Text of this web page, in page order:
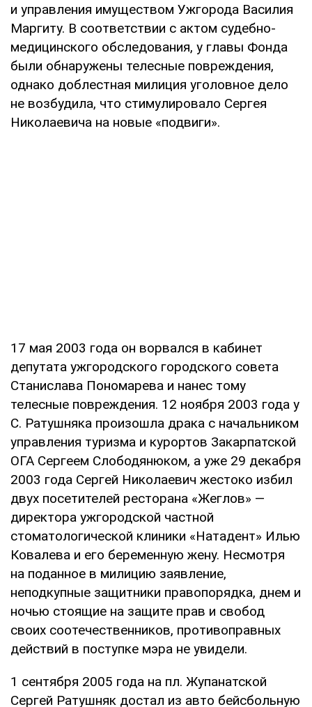
и управления имуществом Ужгорода Василия
Маргиту. В соответствии с актом судебно-
медицинского обследования, у главы Фонда
были обнаружены телесные повреждения,
однако доблестная милиция уголовное дело
не возбудила, что стимулировало Сергея
Николаевича на новые «подвиги».
17 мая 2003 года он ворвался в кабинет
депутата ужгородского городского совета
Станислава Пономарева и нанес тому
телесные повреждения. 12 ноября 2003 года у
С. Ратушняка произошла драка с начальником
управления туризма и курортов Закарпатской
ОГА Сергеем Слободянюком, а уже 29 декабря
2003 года Сергей Николаевич жестоко избил
двух посетителей ресторана «Жеглов» —
директора ужгородской частной
стоматологической клиники «Натадент» Илью
Ковалева и его беременную жену. Несмотря
на поданное в милицию заявление,
неподкупные защитники правопорядка, днем и
ночью стоящие на защите прав и свобод
своих соотечественников, противоправных
действий в поступке мэра не увидели.
1 сентября 2005 года на пл. Жупанатской
Сергей Ратушняк достал из авто бейсбольную